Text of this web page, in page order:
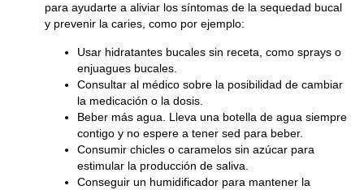
para ayudarte a aliviar los síntomas de la sequedad bucal
y prevenir la caries, como por ejemplo:
Usar hidratantes bucales sin receta, como sprays o
enjuagues bucales.
Consultar al médico sobre la posibilidad de cambiar
la medicación o la dosis.
Beber más agua. Lleva una botella de agua siempre
contigo y no espere a tener sed para beber.
Consumir chicles o caramelos sin azúcar para
estimular la producción de saliva.
Conseguir un humidificador para mantener la